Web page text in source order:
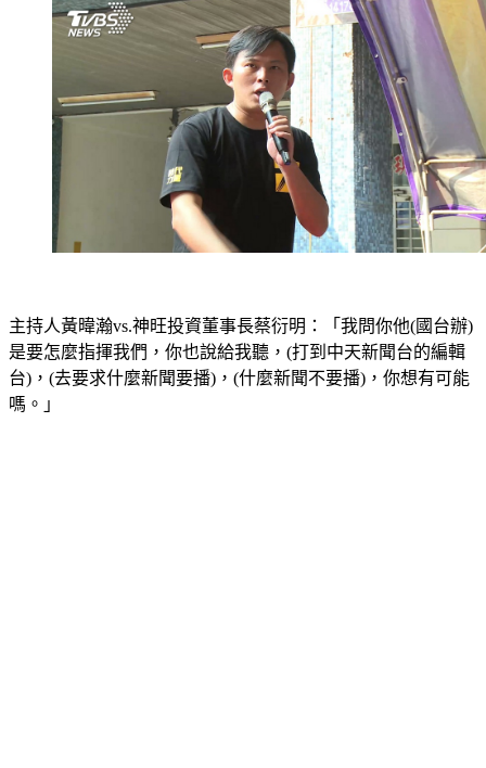
主持人黃暐瀚vs.神旺投資董事長蔡衍明：「我問你他(國台辦)
是要怎麼指揮我們，你也說給我聽，(打到中天新聞台的編輯
台)，(去要求什麼新聞要播)，(什麼新聞不要播)，你想有可能
嗎。」